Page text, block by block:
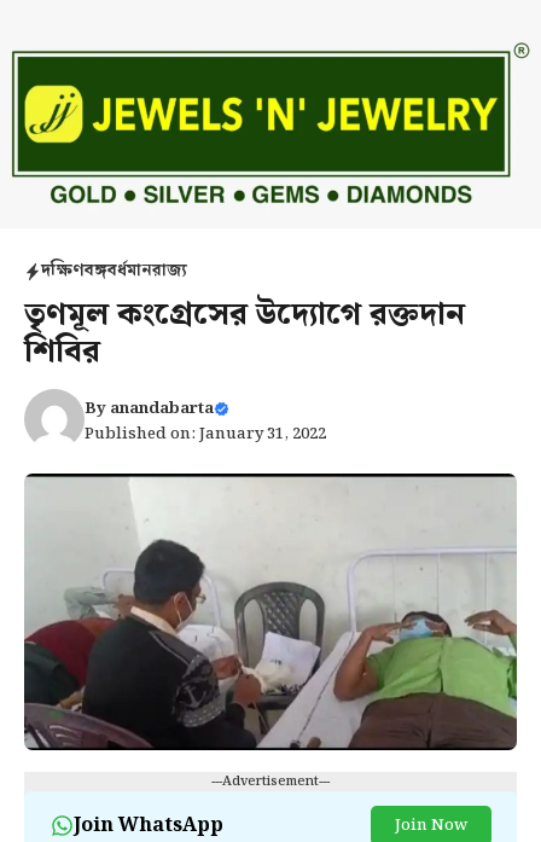
দক্ষিণবঙ্গবর্ধমানরাজ্য
তৃণমূল কংগ্রেসের উদ্যোগে রক্তদান
শিবির
Byanandabarta
Published on: January 31, 2022
---Advertisement---
Join WhatsApp Join Now